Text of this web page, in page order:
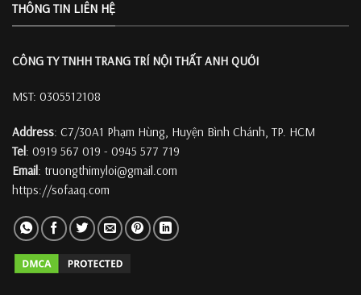
THÔNG TIN LIÊN HỆ
CÔNG TY TNHH TRANG TRÍ NỘI THẤT ANH QUỚI
MST: 0305512108
Address: C7/30A1 Phạm Hùng, Huyện Bình Chánh, TP. HCM
Tel: 0919 567 019 - 0945 577 719
Email: truongthimyloi@gmail.com
https://sofaaq.com